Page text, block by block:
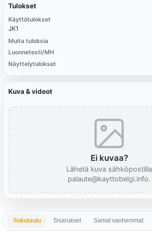
Tulokset
Käyttötulokset
JK1
Muita tuloksia
Luonnetesti/MH
Näyttelytulokset
Kuva & videot
Ei kuvaa?
Lähetä kuva sähköpostilla
palaute@kayttobelgi.info.
Sukutaulu Sisarukset Samat vanhemmat